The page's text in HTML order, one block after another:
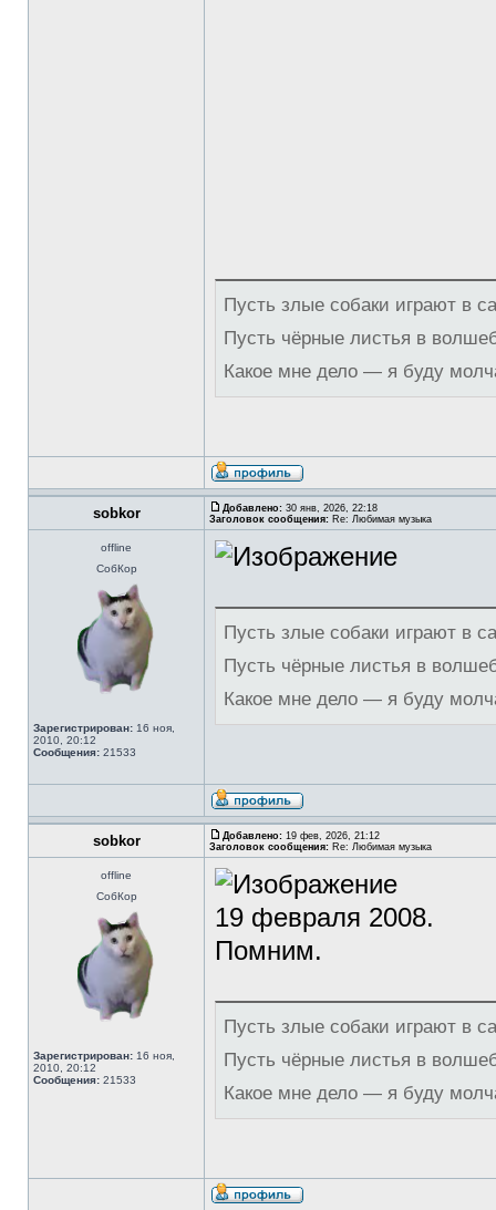
Пусть злые собаки играют в
Пусть чёрные листья в
Какое мне дело — я буду
sobkor Добавлено: 30 янв, 2026, 22:18
Заголовок сообщения: Re: Любимая музыка
offline
СобКор
Зарегистрирован: 16 ноя,
2010, 20:12
Сообщения: 21533
Пусть злые собаки играют в
Пусть чёрные листья в
Какое мне дело — я буду
sobkor Добавлено: 19 фев, 2026, 21:12
Заголовок сообщения: Re: Любимая музыка
offline
СобКор
Зарегистрирован: 16 ноя,
2010, 20:12
Сообщения: 21533
19 февраля 2008.
Помним.
Пусть злые собаки играют в
Пусть чёрные листья в
Какое мне дело — я буду